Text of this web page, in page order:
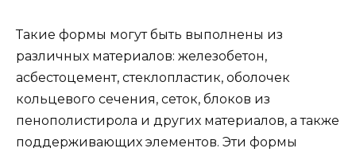
Такие формы могут быть выполнены из
различных материалов: железобетон,
асбестоцемент, стеклопластик, оболочек
кольцевого сечения, сеток, блоков из
пенополистирола и других материалов, а также
поддерживающих элементов. Эти формы